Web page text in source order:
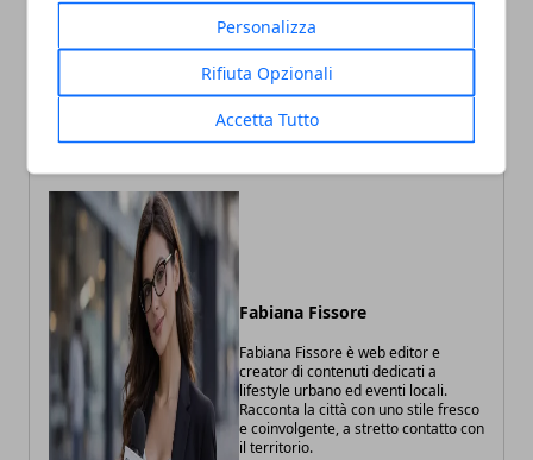
Personalizza
Rifiuta Opzionali
Accetta Tutto
Articolo Precedente
Immobili non residenziali,
nel 2025 scambi in crescita
Articolo Successivo
Confindustria Piemonte,
Fabiana Fissore
Fabiana Fissore è web editor e
creator di contenuti dedicati a
lifestyle urbano ed eventi locali.
Racconta la città con uno stile fresco
e coinvolgente, a stretto contatto con
il territorio.